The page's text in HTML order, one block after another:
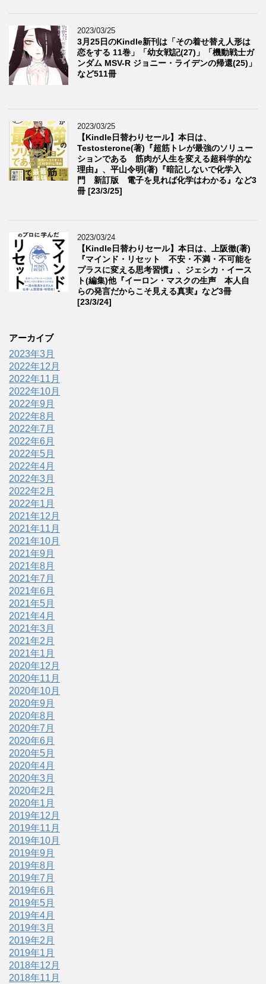
2023/03/25
3月25日のKindle新刊は「その着せ替え人形は
恋をする 11巻」「幼女戦記(27)」「機動戦士ガ
ンダム MSV-R ジョニー・ライデンの帰還(25)」
など511冊
2023/03/25
【Kindle日替わりセール】本日は、
Testosterone(著)『超筋トレが最強のソリュー
ションである 筋肉が人生を変える超科学的な
理由』、平山令明(著)『暗記しないで化学入
門 新訂版 電子を見れば化学はわかる』など3
冊 [23/3/25]
2023/03/24
【Kindle日替わりセール】本日は、上阪徹(著)
『マインド・リセット 不安・不満・不可能を
プラスに変える思考習慣』、ジェシカ・イース
ト(編集)他『イーロン・マスクの生声 本人自
らの発言だからこそ見える真実』など3冊
[23/3/24]
アーカイブ
2023年3月
2022年12月
2022年11月
2022年10月
2022年9月
2022年8月
2022年7月
2022年6月
2022年5月
2022年4月
2022年3月
2022年2月
2022年1月
2021年12月
2021年11月
2021年10月
2021年9月
2021年8月
2021年7月
2021年6月
2021年5月
2021年4月
2021年3月
2021年2月
2021年1月
2020年12月
2020年11月
2020年10月
2020年9月
2020年8月
2020年7月
2020年6月
2020年5月
2020年4月
2020年3月
2020年2月
2020年1月
2019年12月
2019年11月
2019年10月
2019年9月
2019年8月
2019年7月
2019年6月
2019年5月
2019年4月
2019年3月
2019年2月
2019年1月
2018年12月
2018年11月